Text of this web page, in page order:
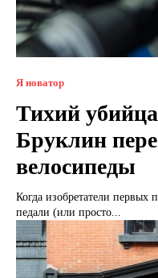
Я новатор
Тихий
Бруклин
велосипеды
Когда изобретатели первых
педали (или просто...